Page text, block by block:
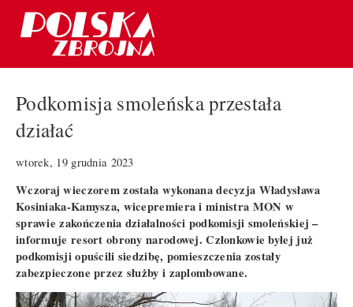
Podkomisja smoleńska przestała
działać
wtorek, 19 grudnia 2023
Wczoraj wieczorem została wykonana decyzja Władysława
Kosiniaka-Kamysza, wicepremiera i ministra MON w
sprawie zakończenia działalności podkomisji smoleńskiej –
informuje resort obrony narodowej. Członkowie byłej już
podkomisji opuścili siedzibę, pomieszczenia zostały
zabezpieczone przez służby i zaplombowane.